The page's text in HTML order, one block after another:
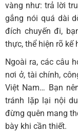
vàng như: trả lời
gắng nói quá dài
đích chuyến đi,
thực, thể hiện rõ kế
Ngoài ra, các câu
nơi ở, tài chính,
Việt Nam… Bạn
tránh lặp lại nội
đừng quên mang
bày khi cần thiết.